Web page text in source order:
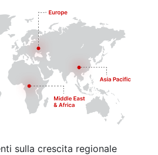
sulla crescita regionale